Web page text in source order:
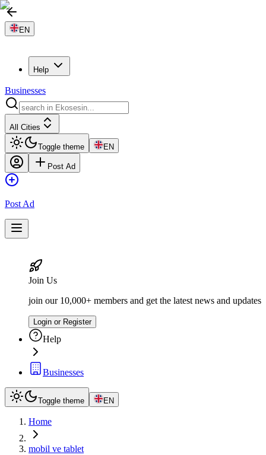
EN
Help
Businesses
All Cities
Toggle theme EN
Post Ad
Post Ad
Join Us
join our 10,000+ members and get the latest news and updates
Login or Register
Help
Businesses
Toggle theme EN
Home
mobil ve tablet